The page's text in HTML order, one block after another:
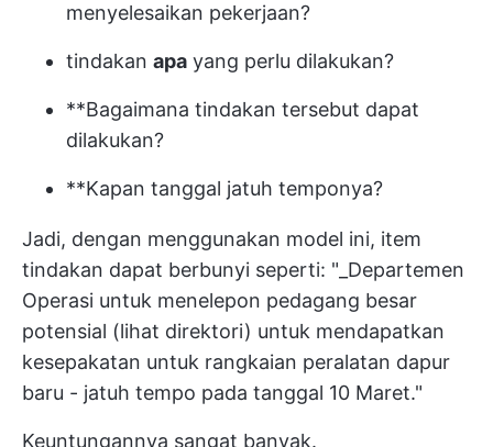
menyelesaikan pekerjaan?
tindakan apa yang perlu dilakukan?
**Bagaimana tindakan tersebut dapat
dilakukan?
**Kapan tanggal jatuh temponya?
Jadi, dengan menggunakan model ini, item
tindakan dapat berbunyi seperti: "_Departemen
Operasi untuk menelepon pedagang besar
potensial (lihat direktori) untuk mendapatkan
kesepakatan untuk rangkaian peralatan dapur
baru - jatuh tempo pada tanggal 10 Maret."
Keuntungannya sangat banyak.